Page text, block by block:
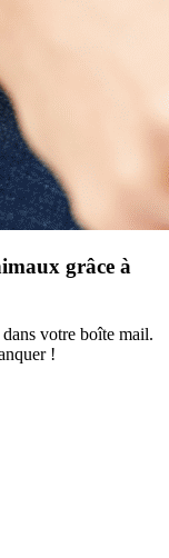
grâce à
votre boîte mail.
!